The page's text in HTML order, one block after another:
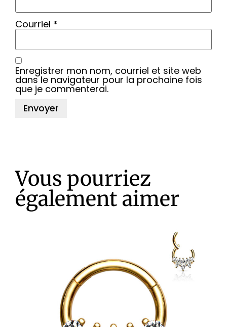
Courriel *
Enregistrer mon nom, courriel et site web
dans le navigateur pour la prochaine fois
que je commenterai.
Vous pourriez
également aimer